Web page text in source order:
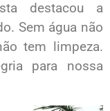
destacou a
Sem água não
tem limpeza.
para nossa